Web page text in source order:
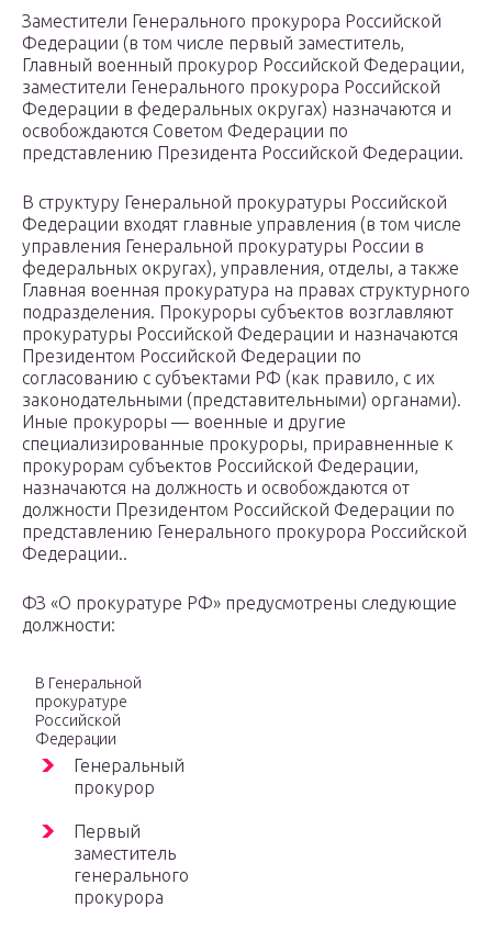
Заместители Генерального прокурора Российской
Федерации (в том числе первый заместитель,
Главный военный прокурор Российской Федерации,
заместители Генерального прокурора Российской
Федерации в федеральных округах) назначаются и
освобождаются Советом Федерации по
представлению Президента Российской Федерации.
В структуру Генеральной прокуратуры Российской
Федерации входят главные управления (в том числе
управления Генеральной прокуратуры России в
федеральных округах), управления, отделы, а также
Главная военная прокуратура на правах структурного
подразделения. Прокуроры субъектов возглавляют
прокуратуры Российской Федерации и назначаются
Президентом Российской Федерации по
согласованию с субъектами РФ (как правило, с их
законодательными (представительными) органами).
Иные прокуроры — военные и другие
специализированные прокуроры, приравненные к
прокурорам субъектов Российской Федерации,
назначаются на должность и освобождаются от
должности Президентом Российской Федерации по
представлению Генерального прокурора Российской
Федерации..
ФЗ «О прокуратуре РФ» предусмотрены следующие
должности:
В Генеральной
прокуратуре
Российской
Федерации
Генеральный
прокурор
Первый
заместитель
генерального
прокурора